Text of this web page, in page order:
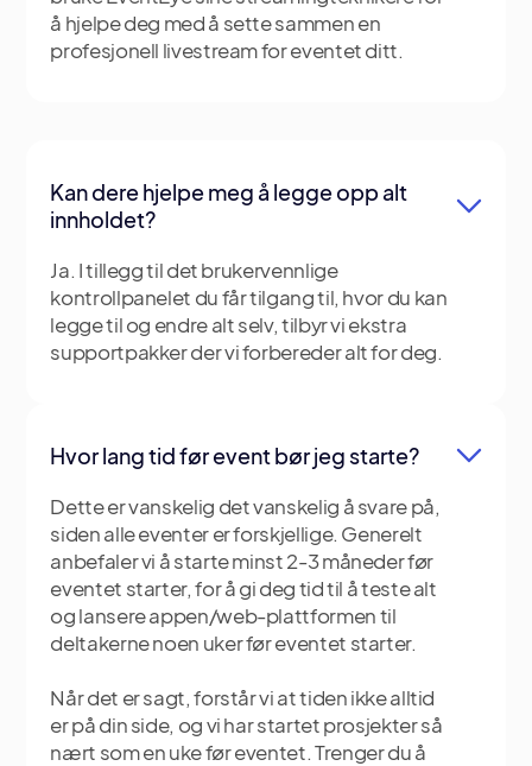
å hjelpe deg med å sette sammen en
profesjonell livestream for eventet ditt.
Kan dere hjelpe meg å legge opp alt
innholdet?
Ja. I tillegg til det brukervennlige
kontrollpanelet du får tilgang til, hvor du kan
legge til og endre alt selv, tilbyr vi ekstra
supportpakker der vi forbereder alt for deg.
Hvor lang tid før event bør jeg starte?
Dette er vanskelig det vanskelig å svare på,
siden alle eventer er forskjellige. Generelt
anbefaler vi å starte minst 2-3 måneder før
eventet starter, for å gi deg tid til å teste alt
og lansere appen/web-plattformen til
deltakerne noen uker før eventet starter.
Når det er sagt, forstår vi at tiden ikke alltid
er på din side, og vi har startet prosjekter så
nært som en uke før eventet. Trenger du å